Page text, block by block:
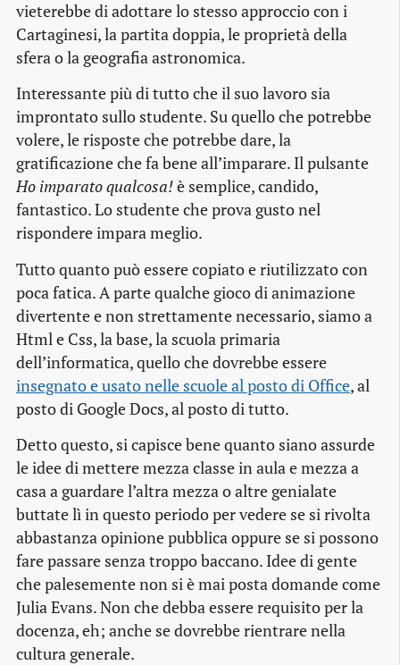
vieterebbe di adottare lo stesso approccio con i
Cartaginesi, la partita doppia, le proprietà della
sfera o la geografia astronomica.
Interessante più di tutto che il suo lavoro sia
improntato sullo studente. Su quello che potrebbe
volere, le risposte che potrebbe dare, la
gratificazione che fa bene all’imparare. Il pulsante
Ho imparato qualcosa!è semplice, candido,
fantastico. Lo studente che prova gusto nel
rispondere impara meglio.
Tutto quanto può essere copiato e riutilizzato con
poca fatica. A parte qualche gioco di animazione
divertente e non strettamente necessario, siamo a
Html e Css, la base, la scuola primaria
dell’informatica, quello che dovrebbe essere
insegnato e usato nelle scuole al posto di Office, al
posto di Google Docs, al posto di tutto.
Detto questo, si capisce bene quanto siano assurde
le idee di mettere mezza classe in aula e mezza a
casa a guardare l’altra mezza o altre genialate
buttate lì in questo periodo per vedere se si rivolta
abbastanza opinione pubblica oppure se si possono
fare passare senza troppo baccano. Idee di gente
che palesemente non si è mai posta domande come
Julia Evans. Non che debba essere requisito per la
docenza, eh; anche se dovrebbe rientrare nella
cultura generale.